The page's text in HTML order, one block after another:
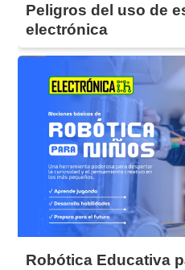
Peligros del uso de
electrónica
Robótica Educativa